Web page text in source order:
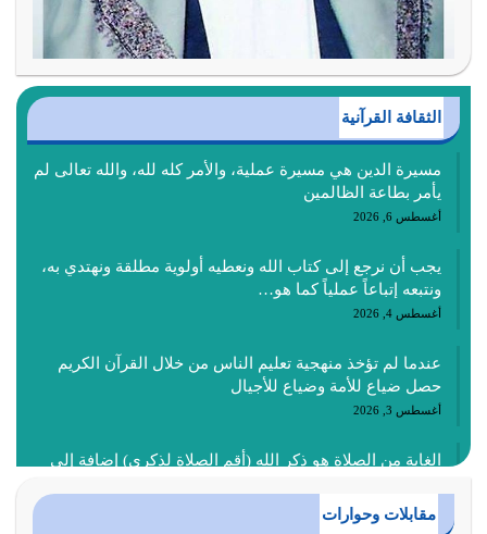
الثقافة القرآنية
مسيرة الدين هي مسيرة عملية، والأمر كله لله، والله تعالى لم
يأمر بطاعة الظالمين
أغسطس 6, 2026
يجب أن نرجع إلى كتاب الله ونعطيه أولوية مطلقة ونهتدي به،
ونتبعه إتباعاً عملياً كما هو…
أغسطس 4, 2026
عندما لم تؤخذ منهجية تعليم الناس من خلال القرآن الكريم
حصل ضياع للأمة وضياع للأجيال
أغسطس 3, 2026
الغاية من الصلاة هو ذكر الله (أقم الصلاة لذكري) إضافة إلى
أغسطس 2, 2026
مقابلات وحوارات